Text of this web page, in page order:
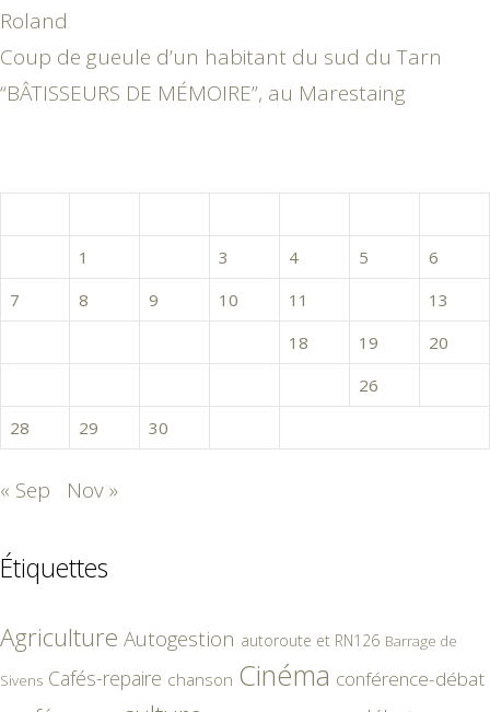
Roland
Coup de gueule d’un habitant du sud du Tarn
“BÂTISSEURS DE MÉMOIRE”, au Marestaing
1
3 4 5
6
7
8 9 10 11
13
18 19
20
26
28
29 30
« Sep Nov »
Étiquettes
Agriculture Autogestion autoroute et RN126 Barrage de
Sivens Cafés-repaire chanson Cinéma conférence-débat